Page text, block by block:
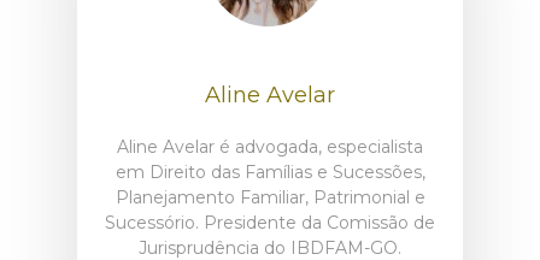
Aline Avelar
Aline Avelar é advogada, especialista
em Direito das Famílias e Sucessões,
Planejamento Familiar, Patrimonial e
Sucessório. Presidente da Comissão de
Jurisprudência do IBDFAM-GO.